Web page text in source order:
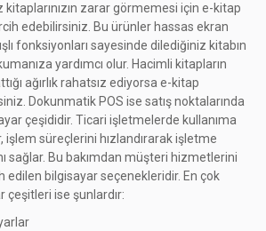
kitaplarınızın zarar görmemesi için e-kitap
edebilirsiniz. Bu ürünler hassas ekran
fonksiyonları sayesinde dilediğiniz kitabın
yardımcı olur. Hacimli kitapların
ağırlık rahatsız ediyorsa e-kitap
Dokunmatik POS ise satış noktalarında
çeşididir. Ticari işletmelerde kullanıma
işlem süreçlerini hızlandırarak işletme
sağlar. Bu bakımdan müşteri hizmetlerini
edilen bilgisayar seçenekleridir. En çok
çeşitleri ise şunlardır: